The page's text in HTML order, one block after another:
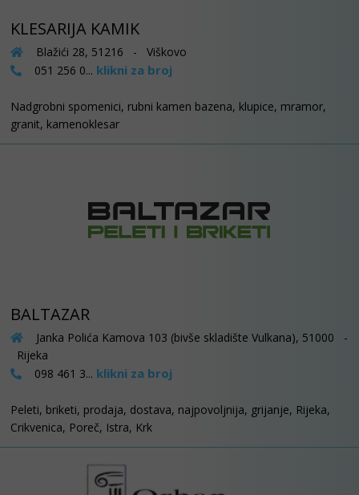
KLESARIJA KAMIK
Blažići 28, 51216 - Viškovo
051 256 0... klikni za broj
Nadgrobni spomenici, rubni kamen bazena, klupice, mramor,
granit, kamenoklesar
BALTAZAR
Janka Polića Kamova 103 (bivše skladište Vulkana), 51000 -
Rijeka
098 461 3... klikni za broj
Peleti, briketi, prodaja, dostava, najpovoljnija, grijanje, Rijeka,
Crikvenica, Poreč, Istra, Krk